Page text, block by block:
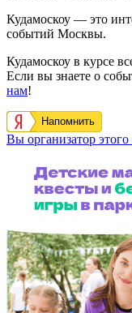
Кудамоскоу — это
событий Москвы.
Кудамоскоу в курсе
Если вы знаете о
нам!
Напомнить
Вы организатор